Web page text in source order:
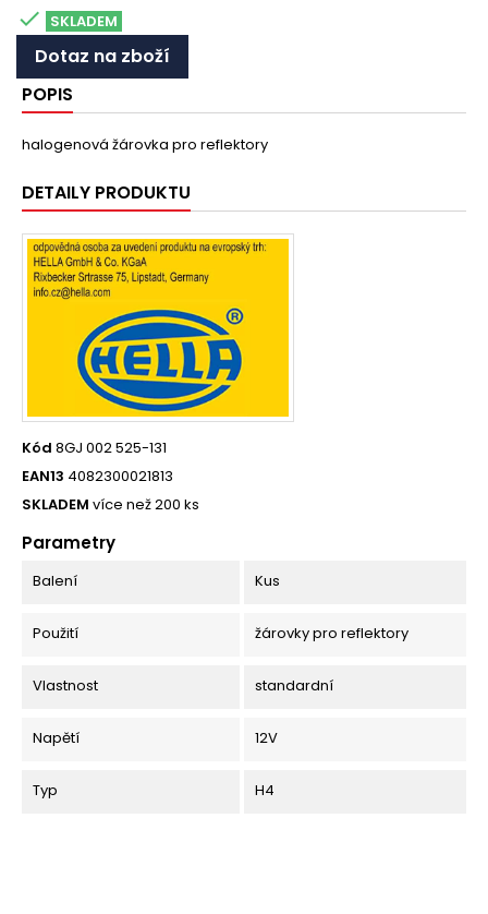
 SKLADEM
Dotaz na zboží
POPIS
halogenová žárovka pro reflektory
DETAILY PRODUKTU
Kód 8GJ 002 525-131
EAN13 4082300021813
SKLADEM více než 200 ks
Parametry
Balení Kus
Použití žárovky pro reflektory
Vlastnost standardní
Napětí 12V
Typ H4